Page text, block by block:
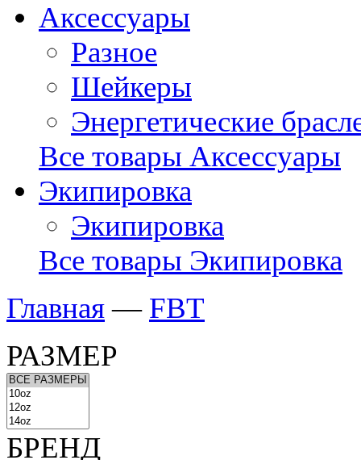
Аксессуары
Разное
Шейкеры
Энергетические
Все товары Аксессуары
Экипировка
Экипировка
Все товары Экипировка
Главная— FBT
РАЗМЕР
БРЕНД